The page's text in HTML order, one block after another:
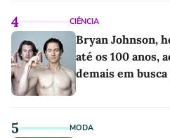
4 CIÊNCIA
Bryan Johnson,
até os 100 anos,
demais em
5 MODA